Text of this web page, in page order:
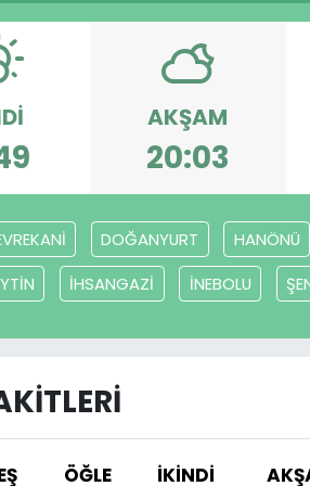
AKŞAM
20:03
DOĞANYURT HANÖNÜ
İHSANGAZİ İNEBOLU
ÖĞLE İKINDI